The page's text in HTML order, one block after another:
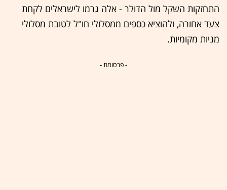
התחזקות השקל מול הדולר - אלה גרמו לישראלים לקחת
צעד אחורה, ולהוציא כספים ממסלולי חו"ל לטובת מסלולי
מניות מקומיות.
- פרסומת -